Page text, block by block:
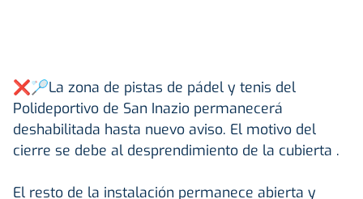
❌🏸La zona de pistas de pádel y tenis del
Polideportivo de San Inazio permanecerá
deshabilitada hasta nuevo aviso. El motivo del
cierre se debe al desprendimiento de la cubierta .
El resto de la instalación permanece abierta y